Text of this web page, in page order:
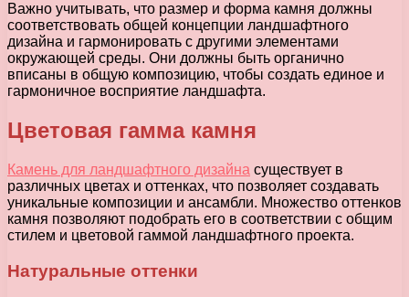
Важно учитывать, что размер и форма камня должны
соответствовать общей концепции ландшафтного
дизайна и гармонировать с другими элементами
окружающей среды. Они должны быть органично
вписаны в общую композицию, чтобы создать единое и
гармоничное восприятие ландшафта.
Цветовая гамма камня
Камень для ландшафтного дизайна существует в
различных цветах и оттенках, что позволяет создавать
уникальные композиции и ансамбли. Множество оттенков
камня позволяют подобрать его в соответствии с общим
стилем и цветовой гаммой ландшафтного проекта.
Натуральные оттенки